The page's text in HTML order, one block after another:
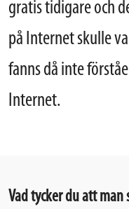
gratis tidigare och
på Internet skulle
fanns då inte
Internet.
Vad tycker du att